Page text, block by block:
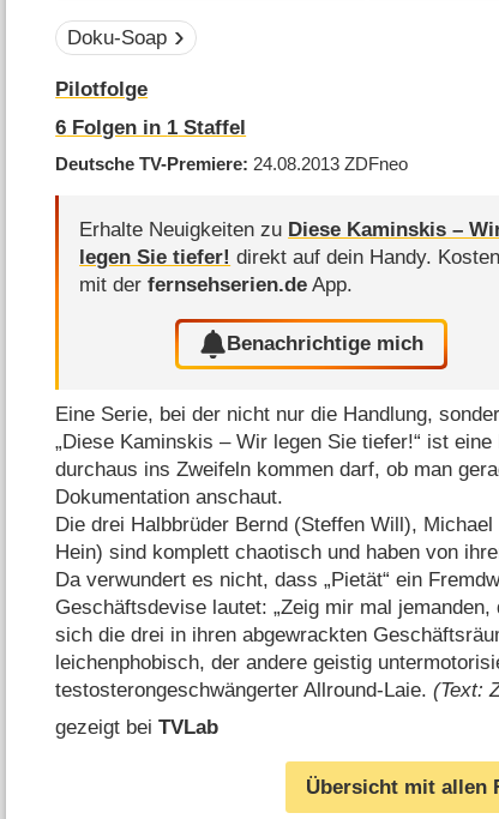
Doku-Soap
Pilotfolge
6 Folgen in 1 Staffel
Deutsche TV-Premiere 24.08.2013ZDFneo
Erhalte Neuigkeiten zu Diese Kaminskis –
legen Sie tiefer! direkt auf dein Handy.
mit derfernsehserien.de App.
Benachrichtige mich
Eine Serie, bei der nicht nur die Handlung,
„Diese Kaminskis – Wir legen Sie tiefer!“ ist
durchaus ins Zweifeln kommen darf, ob man
Dokumentation anschaut.
Die drei Halbbrüder Bernd (Steffen Will),
Hein) sind komplett chaotisch und haben von
Da verwundert es nicht, dass „Pietät“ ein
Geschäftsdevise lautet: „Zeig mir mal
sich die drei in ihren abgewrackten
leichenphobisch, der andere geistig
testosterongeschwängerter Allround-Laie.(Text:
gezeigt beiTVLab
Übersicht mit allen